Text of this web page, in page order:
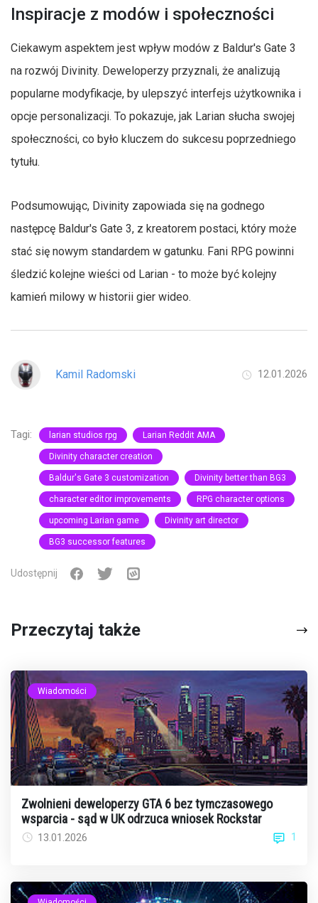
Inspiracje z modów i społeczności
Ciekawym aspektem jest wpływ modów z Baldur's Gate 3
na rozwój Divinity. Deweloperzy przyznali, że analizują
popularne modyfikacje, by ulepszyć interfejs użytkownika i
opcje personalizacji. To pokazuje, jak Larian słucha swojej
społeczności, co było kluczem do sukcesu poprzedniego
tytułu.
Podsumowując, Divinity zapowiada się na godnego
następcę Baldur's Gate 3, z kreatorem postaci, który może
stać się nowym standardem w gatunku. Fani RPG powinni
śledzić kolejne wieści od Larian - to może być kolejny
kamień milowy w historii gier wideo.
Kamil Radomski 12.01.2026
Tagi: larian studios rpg Larian Reddit AMA
Divinity character creation
Baldur's Gate 3 customization Divinity better than BG3
character editor improvements RPG character options
upcoming Larian game Divinity art director
BG3 successor features
Udostępnij
Przeczytaj także
Wiadomości
Zwolnieni deweloperzy GTA 6 bez tymczasowego
wsparcia - sąd w UK odrzuca wniosek Rockstar
13.01.2026 1